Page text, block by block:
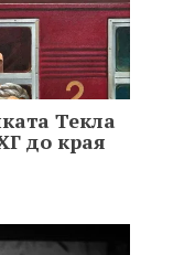
Текла
до края